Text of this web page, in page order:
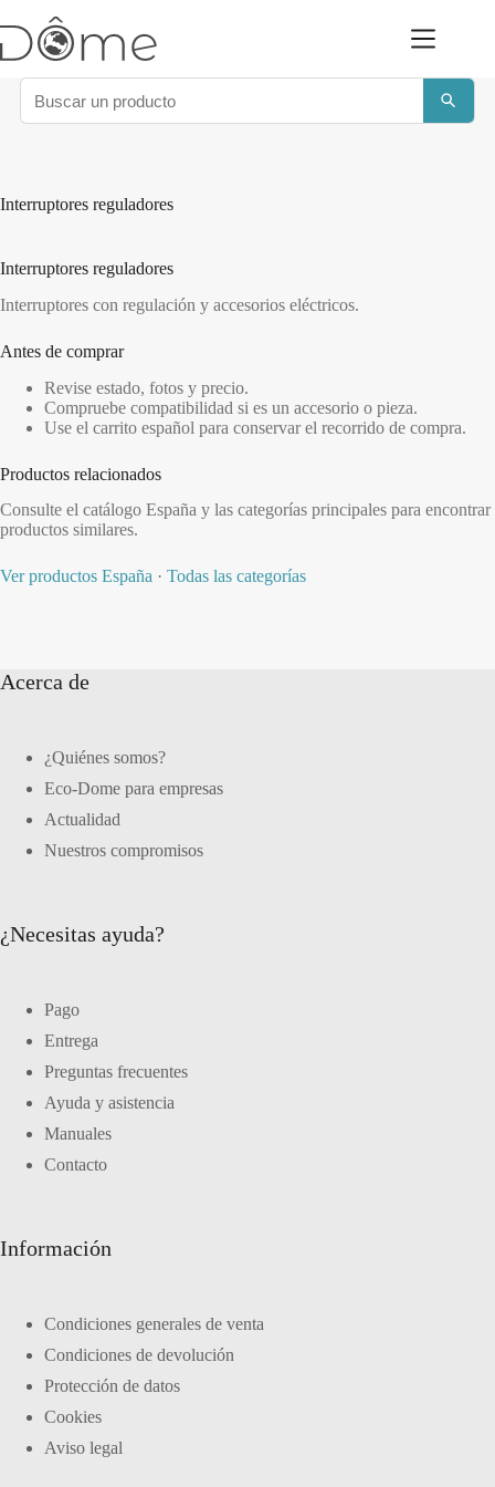
al
contenido
Interruptores reguladores
Interruptores reguladores
Interruptores con regulación y accesorios eléctricos.
Antes de comprar
Revise estado, fotos y precio.
Compruebe compatibilidad si es un accesorio o pieza.
Use el carrito español para conservar el recorrido de compra.
Productos relacionados
Consulte el catálogo España y las categorías principales para encontrar
productos similares.
Ver productos España · Todas las categorías
Acerca de
¿Quiénes somos?
Eco-Dome para empresas
Actualidad
Nuestros compromisos
¿Necesitas ayuda?
Pago
Entrega
Preguntas frecuentes
Ayuda y asistencia
Manuales
Contacto
Información
Condiciones generales de venta
Condiciones de devolución
Protección de datos
Cookies
Aviso legal